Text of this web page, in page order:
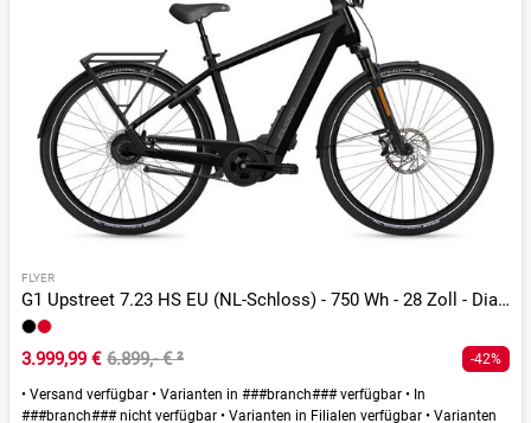
FLYER
G1 Upstreet 7.23 HS EU (NL-Schloss) - 750 Wh - 28 Zoll - Diamant
3.999,99 € 6.899,- €² -42%
• Versand verfügbar • Varianten in ###branch### verfügbar • In
###branch### nicht verfügbar • Varianten in Filialen verfügbar • Varianten